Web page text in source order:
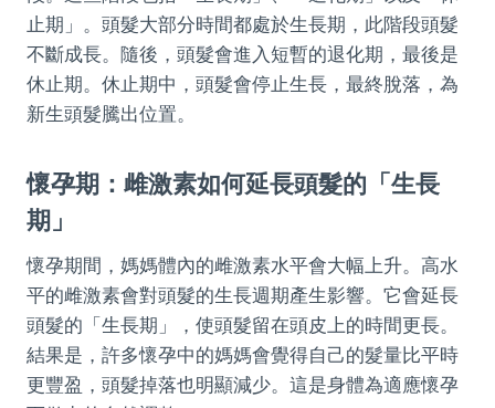
止期」。頭髮大部分時間都處於生長期，此階段頭髮
不斷成長。隨後，頭髮會進入短暫的退化期，最後是
休止期。休止期中，頭髮會停止生長，最終脫落，為
新生頭髮騰出位置。
懷孕期：雌激素如何延長頭髮的「生長
期」
懷孕期間，媽媽體內的雌激素水平會大幅上升。高水
平的雌激素會對頭髮的生長週期產生影響。它會延長
頭髮的「生長期」，使頭髮留在頭皮上的時間更長。
結果是，許多懷孕中的媽媽會覺得自己的髮量比平時
更豐盈，頭髮掉落也明顯減少。這是身體為適應懷孕